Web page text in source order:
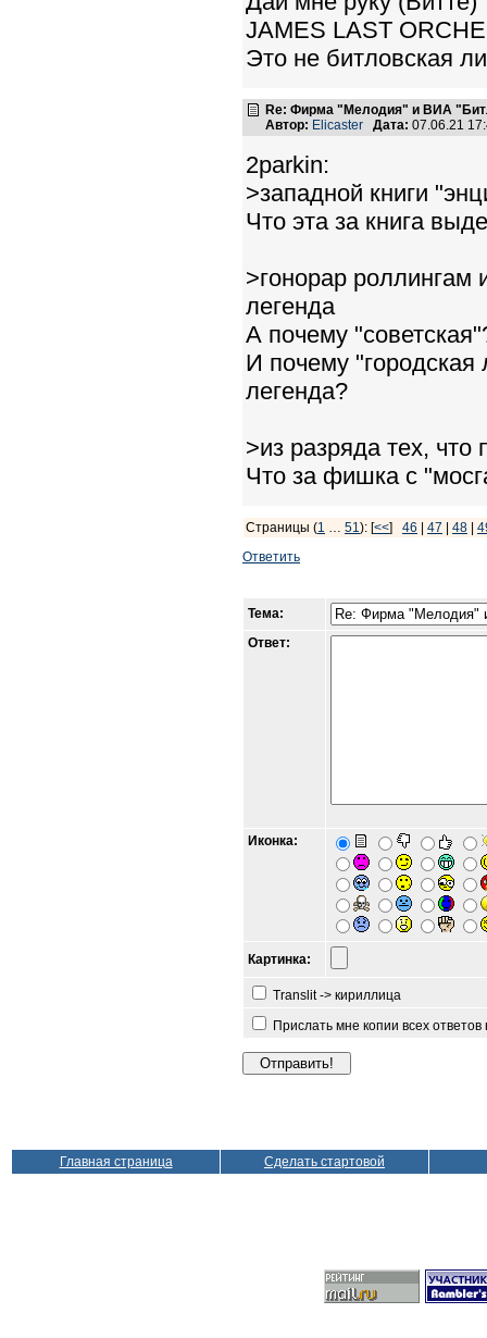
JAMES LAST
Это не битловская
Re: Фирма "Мелодия" и ВИА
Автор: Elicaster Дата: 07.06.21
2parkin:
>западной книги
Что эта за книга
>гонорар роллингам
легенда
А почему
И почему "городская
легенда?
>из разряда тех, что
Что за фишка с
Страницы (1 … 51): [<<] 46 47 48
Ответить
Тема:
Ответ:
Иконка:
Картинка:
Translit -> кириллица
Прислать мне копии всех
Главная страница Сделать стартовой